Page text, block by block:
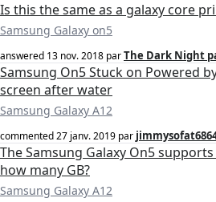
Is this the same as a galaxy core
Samsung Galaxy on5
answered 13 nov. 2018 parThe Dark Night
Samsung On5 Stuck on Powered
screen after water
Samsung Galaxy A12
commented27 janv. 2019 par
The Samsung Galaxy On5
how many GB?
Samsung Galaxy A12